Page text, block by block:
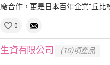
廠合作，更是日本百年企業"丘比
0
生資有限公司 (10)項產品